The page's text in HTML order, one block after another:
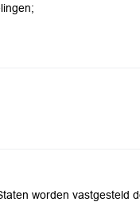
worden vastgesteld